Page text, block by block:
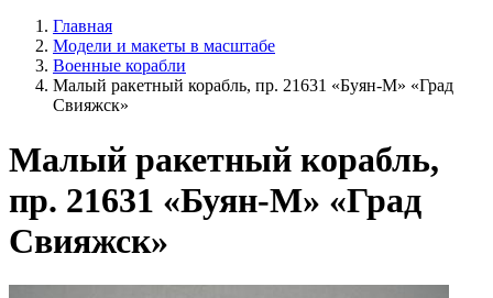
Главная
Модели и макеты в масштабе
Военные корабли
Малый ракетный корабль, пр. 21631 «Буян-М» «Град
Свияжск»
Малый ракетный корабль,
пр. 21631 «Буян-М» «Град
Свияжск»